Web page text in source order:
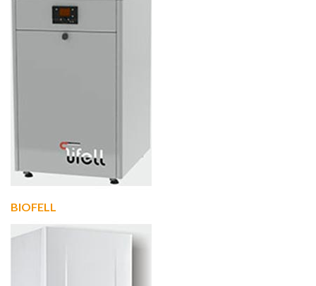
BIOFELL